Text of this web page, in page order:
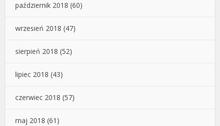
październik 2018 (60)
wrzesień 2018 (47)
sierpień 2018 (52)
lipiec 2018 (43)
czerwiec 2018 (57)
maj 2018 (61)